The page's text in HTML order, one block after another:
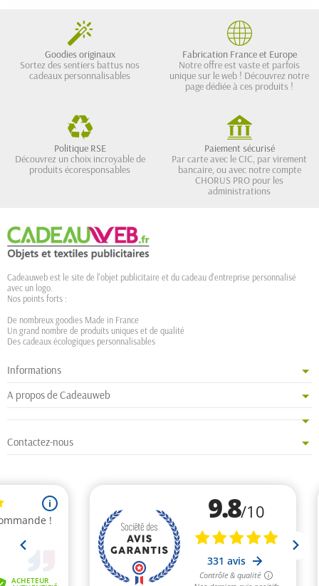
Goodies originaux
Sortez des sentiers battus nos
cadeaux personnalisables
Fabrication France et Europe
Notre offre est vaste et parfois
unique sur le web ! Découvrez notre
page dédiée à ces produits !
Politique RSE
Découvrez un choix incroyable de
produits écoresponsables
Paiement sécurisé
Par carte avec le CIC, par virement
bancaire, ou avec notre compte
CHORUS PRO pour les
administrations
Cadeauweb est le site de l'objet publicitaire et du cadeau d'entreprise personnalisé
avec un logo.
Nos points forts :
De nombreux goodies Made in France
Un grand nombre de produits uniques et de qualité
Des cadeaux écologiques personnalisables
Informations
A propos de Cadeauweb
Contactez-nous